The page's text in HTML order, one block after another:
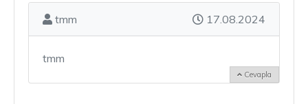
tmm 17.08.2024
tmm
Cevapla